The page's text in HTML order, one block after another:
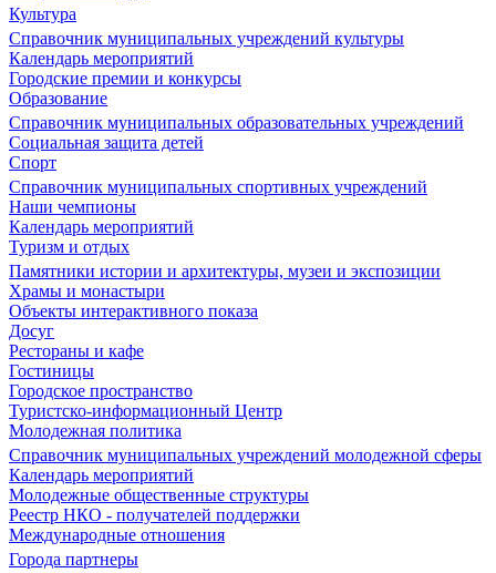
Культура
Справочник муниципальных учреждений культуры
Календарь мероприятий
Городские премии и конкурсы
Образование
Справочник муниципальных образовательных учреждений
Социальная защита детей
Спорт
Справочник муниципальных спортивных учреждений
Наши чемпионы
Календарь мероприятий
Туризм и отдых
Памятники истории и архитектуры, музеи и экспозиции
Храмы и монастыри
Объекты интерактивного показа
Досуг
Рестораны и кафе
Гостиницы
Городское пространство
Туристско-информационный Центр
Молодежная политика
Справочник муниципальных учреждений молодежной сферы
Календарь мероприятий
Молодежные общественные структуры
Реестр НКО - получателей поддержки
Международные отношения
Города партнеры